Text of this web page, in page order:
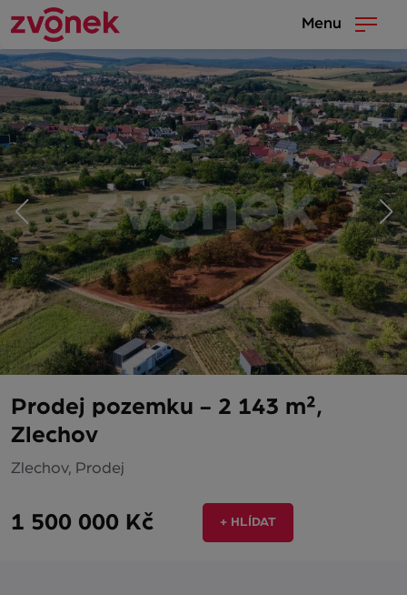
Menu
Prodej pozemku - 2 143 m²,
Zlechov
Zlechov, Prodej
1 500 000 Kč + HLÍDAT